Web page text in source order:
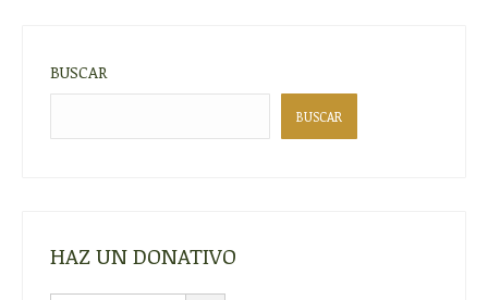
BUSCAR
BUSCAR
HAZ UN DONATIVO